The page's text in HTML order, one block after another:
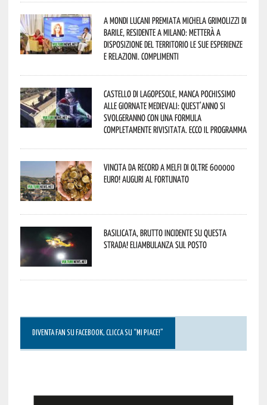
A Mondi lucani premiata Michela Grimolizzi di
Barile, residente a Milano: metterà a
disposizione del territorio le sue esperienze
e relazioni. Complimenti
Castello di Lagopesole, manca pochissimo
alle Giornate Medievali: quest’anno si
svolgeranno con una formula
completamente rivisitata. Ecco il programma
Vincita da record a Melfi di oltre 600000
euro! Auguri al fortunato
Basilicata, brutto incidente su questa
strada! Eliambulanza sul posto
DIVENTA FAN SU FACEBOOK, CLICCA SU “MI PIACE!”